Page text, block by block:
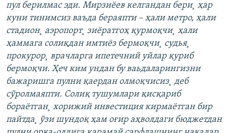
пул берилмас эди. Мирзиëев келгандан бери¸ ҳар
куни тинимсиз ваъда бераяпти – ҳали метро, ҳали
стадион¸ аэропорт¸ зиëратгоҳ қурмоқчи¸ ҳали
ҳаммага солиқдан имтиëз бермоқчи¸ судья¸
прокурор¸ врачларга ипетечний уйлар қуриб
бермоқчи. Ҳеч ким ундан бу ваьдаларингизни
бажаришга пулни қаердан олмоқчисиз¸ деб
сўролмаяпти. Солиқ тушумлари қисқариб
бораëтган¸ хорижий инвестиция кирмаëтган бир
пайтда¸ ўзи шундоқ ҳам оғир аҳволдаги бюджетдан